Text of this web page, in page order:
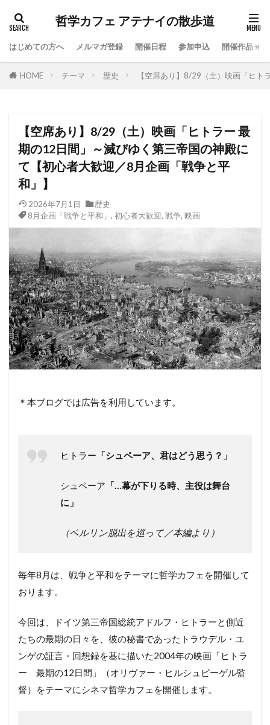
哲学カフェ アテナイの散歩道
はじめての方へ メルマガ登録 開催日程 参加申込 開催作品一覧
HOME テーマ 歴史 【空席あり】8/29（土）映画「ヒ
【空席あり】8/29（土）映画「ヒトラー 最
期の12日間」～滅びゆく第三帝国の神殿に
て【初心者大歓迎／8月企画「戦争と平
和」】
2026年7月1日
歴史
8月企画「戦争と平和」 , 初心者大歓迎, 戦争, 映画
＊本ブログでは広告を利用しています。
ヒトラー 「シュペーア、君はどう思う？」
シュペーア 「…幕が下りる時、主役は舞台
に」
（ベルリン脱出を巡って／本編より）
毎年8月は、戦争と平和をテーマに哲学カフェを開催して
おります。
今回は、ドイツ第三帝国総統アドルフ・ヒトラーと側近
たちの最期の日々を、彼の秘書であったトラウデル・ユ
ンゲの証言・回想録を基に描いた2004年の映画「ヒトラ
ー 最期の12日間」（オリヴァー・ヒルシュビーゲル監
督）をテーマにシネマ哲学カフェを開催します。